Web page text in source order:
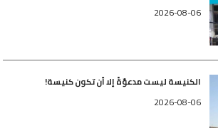
2026-08-06
الكنيسة ليست مدعوّةً إلا أن تكون كنيسة!
2026-08-06